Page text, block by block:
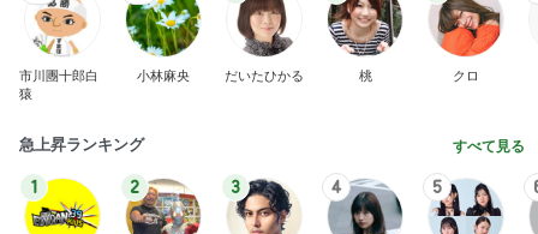
市川團十郎白
猿
小林麻央 だいたひかる 桃 クロ
急上昇ランキング すべて見る
1 2 3 4 5